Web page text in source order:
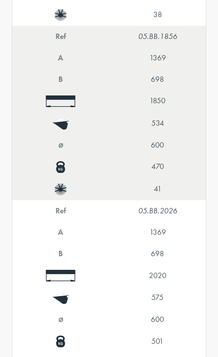
38
Ref 05.BB.1856
A 1369
B 698
1850
534
⌀ 600
470
41
Ref 05.BB.2026
A 1369
B 698
2020
575
⌀ 600
501